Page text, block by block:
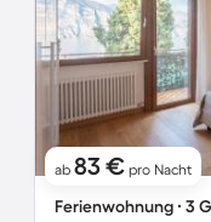
ab 83 € pro Nacht
Ferienwohnung ∙ 3